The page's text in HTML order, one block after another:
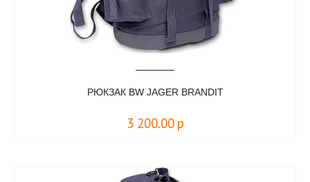
РЮКЗАК BW JAGER BRANDIT
3 200.00 р